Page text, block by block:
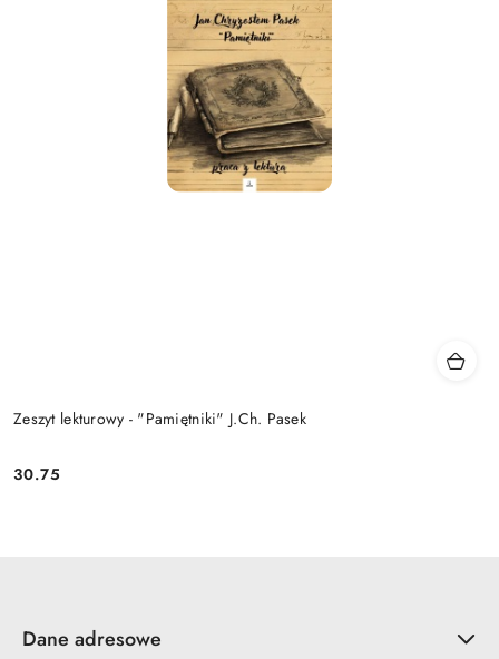
Zeszyt lekturowy - "Pamiętniki" J.Ch. Pasek
Cena:
30.75
Dane adresowe